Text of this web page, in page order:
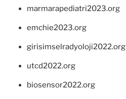
marmarapediatri2023.org
emchie2023.org
girisimselradyoloji2022.org
utcd2022.org
biosensor2022.org